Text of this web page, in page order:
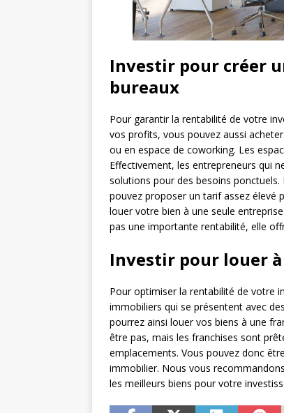
Investir pour créer
bureaux
Pour garantir la rentabilité de votre
vos profits, vous pouvez aussi
ou en espace de coworking. Les
Effectivement, les entrepreneurs qui
solutions pour des besoins
pouvez proposer un tarif assez élevé
louer votre bien à une seule
pas une importante rentabilité, elle
Investir pour louer
Pour optimiser la rentabilité de votre
immobiliers qui se présentent avec
pourrez ainsi louer vos biens à une
être pas, mais les franchises sont
emplacements. Vous pouvez donc
immobilier. Nous vous
les meilleurs biens pour votre